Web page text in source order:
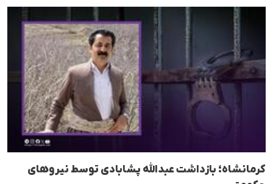
کرمانشاه؛ بازداشت عبدالله پشابادی توسط نیروهای